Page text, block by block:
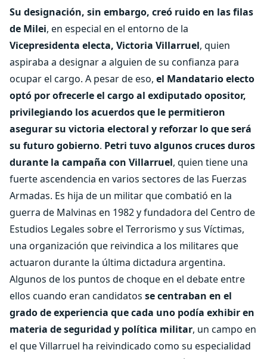
Su designación, sin embargo, creó ruido en las filas
de Milei, en especial en el entorno de la
Vicepresidenta electa, Victoria Villarruel, quien
aspiraba a designar a alguien de su confianza para
ocupar el cargo. A pesar de eso, el Mandatario electo
optó por ofrecerle el cargo al exdiputado opositor,
privilegiando los acuerdos que le permitieron
asegurar su victoria electoral y reforzar lo que será
su futuro gobierno. Petri tuvo algunos cruces duros
durante la campaña con Villarruel, quien tiene una
fuerte ascendencia en varios sectores de las Fuerzas
Armadas. Es hija de un militar que combatió en la
guerra de Malvinas en 1982 y fundadora del Centro de
Estudios Legales sobre el Terrorismo y sus Víctimas,
una organización que reivindica a los militares que
actuaron durante la última dictadura argentina.
Algunos de los puntos de choque en el debate entre
ellos cuando eran candidatos se centraban en el
grado de experiencia que cada uno podía exhibir en
materia de seguridad y política militar, un campo en
el que Villarruel ha reivindicado como su especialidad